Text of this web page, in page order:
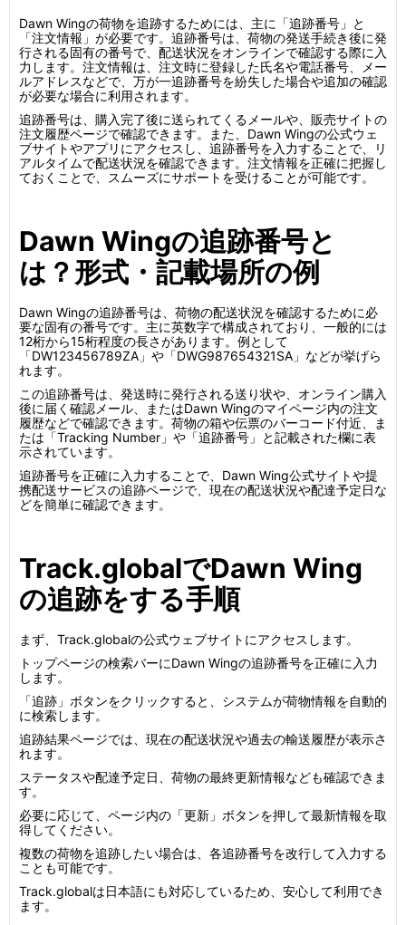
Dawn Wingの荷物を追跡するためには、主に「追跡番号」と
「注文情報」が必要です。追跡番号は、荷物の発送手続き後に発
行される固有の番号で、配送状況をオンラインで確認する際に入
力します。注文情報は、注文時に登録した氏名や電話番号、メー
ルアドレスなどで、万が一追跡番号を紛失した場合や追加の確認
が必要な場合に利用されます。
追跡番号は、購入完了後に送られてくるメールや、販売サイトの
注文履歴ページで確認できます。また、Dawn Wingの公式ウェ
ブサイトやアプリにアクセスし、追跡番号を入力することで、リ
アルタイムで配送状況を確認できます。注文情報を正確に把握し
ておくことで、スムーズにサポートを受けることが可能です。
Dawn Wingの追跡番号と
は？形式・記載場所の例
Dawn Wingの追跡番号は、荷物の配送状況を確認するために必
要な固有の番号です。主に英数字で構成されており、一般的には
12桁から15桁程度の長さがあります。例として
「DW123456789ZA」や「DWG987654321SA」などが挙げら
れます。
この追跡番号は、発送時に発行される送り状や、オンライン購入
後に届く確認メール、またはDawn Wingのマイページ内の注文
履歴などで確認できます。荷物の箱や伝票のバーコード付近、ま
たは「Tracking Number」や「追跡番号」と記載された欄に表
示されています。
追跡番号を正確に入力することで、Dawn Wing公式サイトや提
携配送サービスの追跡ページで、現在の配送状況や配達予定日な
どを簡単に確認できます。
Track.globalでDawn Wing
の追跡をする手順
まず、Track.globalの公式ウェブサイトにアクセスします。
トップページの検索バーにDawn Wingの追跡番号を正確に入力
します。
「追跡」ボタンをクリックすると、システムが荷物情報を自動的
に検索します。
追跡結果ページでは、現在の配送状況や過去の輸送履歴が表示さ
れます。
ステータスや配達予定日、荷物の最終更新情報なども確認できま
す。
必要に応じて、ページ内の「更新」ボタンを押して最新情報を取
得してください。
複数の荷物を追跡したい場合は、各追跡番号を改行して入力する
ことも可能です。
Track.globalは日本語にも対応しているため、安心して利用でき
ます。